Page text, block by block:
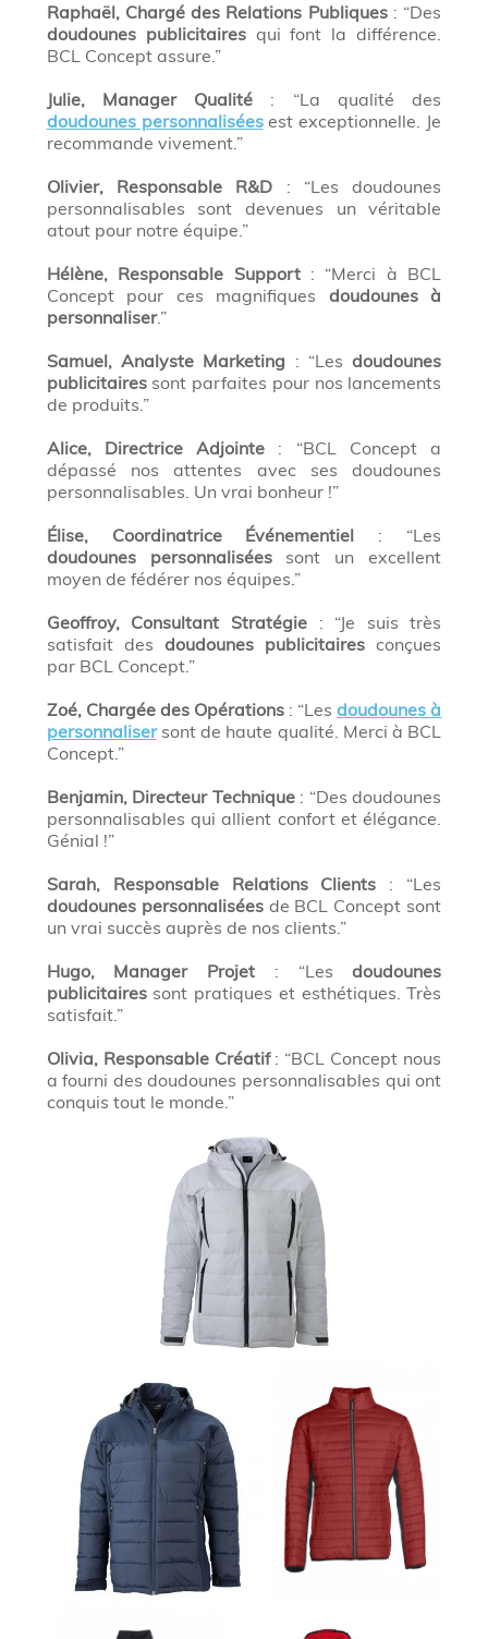
Raphaël, Chargé des Relations Publiques: “Des
doudounes publicitairesqui font la différence.
BCL Concept assure.”
Julie, Manager Qualité : “La qualité des
doudounes personnaliséesest exceptionnelle. Je
recommande vivement.”
Olivier, Responsable R&D : “Les doudounes
personnalisables sont devenues un véritable
atout pour notre équipe.”
Hélène, Responsable Support: “Merci à BCL
Concept pour ces magnifiques doudounes à
personnaliser.”
Samuel, Analyste Marketing : “Lesdoudounes
publicitairessont parfaites pour nos lancements
de produits.”
Alice, Directrice Adjointe : “BCL Concept a
dépassé nos attentes avec ses doudounes
personnalisables. Un vrai bonheur !”
Élise, Coordinatrice Événementiel : “Les
doudounes personnaliséessont un excellent
moyen de fédérer nos équipes.”
Geoffroy, Consultant Stratégie: “Je suis très
satisfait des doudounes publicitaires conçues
par BCL Concept.”
Zoé, Chargée des Opérations: “Lesdoudounes à
personnalisersont de haute qualité. Merci à BCL
Concept.”
Benjamin, Directeur Technique: “Des doudounes
personnalisables qui allient confort et élégance.
Génial !”
Sarah, Responsable Relations Clients : “Les
doudounes personnaliséesde BCL Concept sont
un vrai succès auprès de nos clients.”
Hugo, Manager Projet : “Lesdoudounes
publicitairessont pratiques et esthétiques. Très
satisfait.”
Olivia, Responsable Créatif: “BCL Concept nous
a fourni des doudounes personnalisables qui ont
conquis tout le monde.”